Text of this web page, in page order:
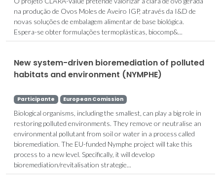
na produção de Ovos Moles de Aveiro IGP, através da I&D de
novas soluções de embalagem alimentar de base biológica.
Espera-se obter formulações termoplásticas, biocomp&...
New system-driven bioremediation of polluted
habitats and environment (NYMPHE)
Participante European Comission
Biological organisms, including the smallest, can play a big role in
restoring polluted environments. They remove or neutralise an
environmental pollutant from soil or water in a process called
bioremediation. The EU-funded Nymphe project will take this
process to a new level. Specifically, it will develop
bioremediation/revitalisation strategie...